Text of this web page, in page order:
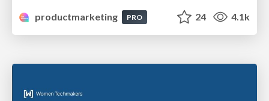
productmarketing
PRO 24 4.1k